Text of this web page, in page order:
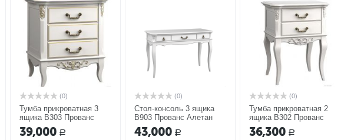
(0)
Тумба прикроватная 3
ящика В303 Прованс
Алетан
39,000 Р
(0)
Стол-консоль 3 ящика
В903 Прованс Алетан
43,000 Р
(0)
Тумба прикроватная 2
ящика В302 Прованс
Алетан
36,300 Р